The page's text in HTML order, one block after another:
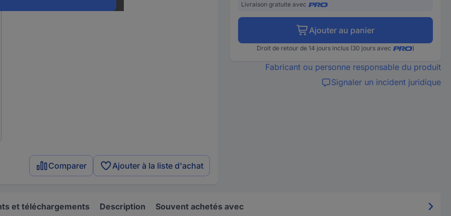
Comparer Ajouter à la liste d'achat
Livraison gratuite avec
Ajouter au panier
Droit de retour de 14 jours inclus (30 jours avec )
Fabricant ou personne responsable du produit
Signaler un incident juridique
et téléchargements Description Souvent achetés avec